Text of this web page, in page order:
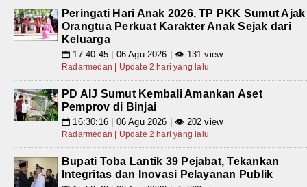
Peringati Hari Anak 2026, TP PKK Sumut Ajak
Orangtua Perkuat Karakter Anak Sejak dari
Keluarga
📅 17:40:45 | 06 Agu 2026 | 👁 131 view
Radarmedan | Update 2 hari yang lalu
PD AIJ Sumut Kembali Amankan Aset
Pemprov di Binjai
📅 16:30:16 | 06 Agu 2026 | 👁 202 view
Radarmedan | Update 2 hari yang lalu
Bupati Toba Lantik 39 Pejabat, Tekankan
Integritas dan Inovasi Pelayanan Publik